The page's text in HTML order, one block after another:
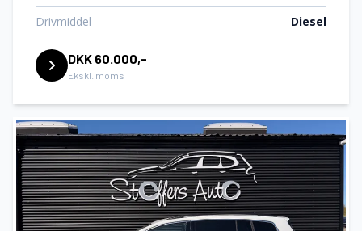
Drivmiddel
Diesel
DKK 60.000,-
Ekskl. moms